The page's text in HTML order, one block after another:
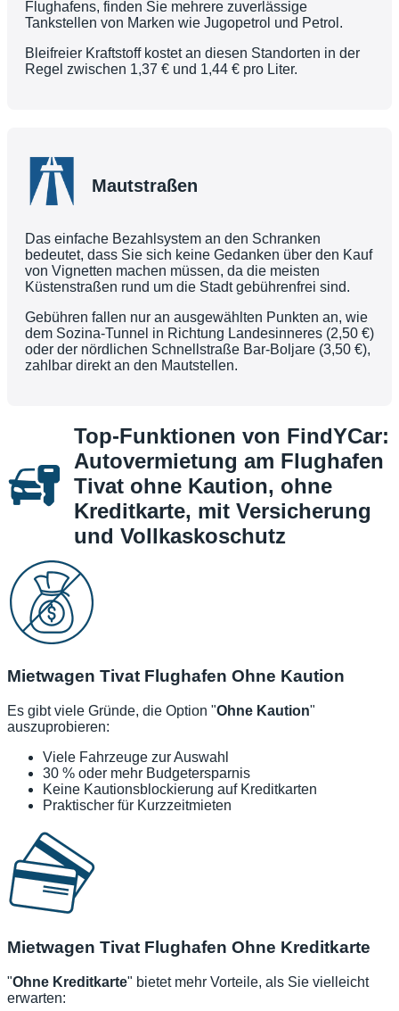
Flughafens, finden Sie mehrere zuverlässige
Tankstellen von Marken wie Jugopetrol und Petrol.
Bleifreier Kraftstoff kostet an diesen Standorten in der
Regel zwischen 1,37 € und 1,44 € pro Liter.
Mautstraßen
Das einfache Bezahlsystem an den Schranken
bedeutet, dass Sie sich keine Gedanken über den Kauf
von Vignetten machen müssen, da die meisten
Küstenstraßen rund um die Stadt gebührenfrei sind.
Gebühren fallen nur an ausgewählten Punkten an, wie
dem Sozina-Tunnel in Richtung Landesinneres (2,50 €)
oder der nördlichen Schnellstraße Bar-Boljare (3,50 €),
zahlbar direkt an den Mautstellen.
Top-Funktionen von FindYCar:
Autovermietung am Flughafen
Tivat ohne Kaution, ohne
Kreditkarte, mit Versicherung
und Vollkaskoschutz
Mietwagen Tivat Flughafen Ohne Kaution
Es gibt viele Gründe, die Option "Ohne Kaution"
auszuprobieren:
Viele Fahrzeuge zur Auswahl
30 % oder mehr Budgetersparnis
Keine Kautionsblockierung auf Kreditkarten
Praktischer für Kurzzeitmieten
Mietwagen Tivat Flughafen Ohne Kreditkarte
"Ohne Kreditkarte" bietet mehr Vorteile, als Sie vielleicht
erwarten: